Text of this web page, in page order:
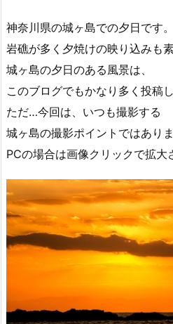
神奈川県の城ヶ島での夕日です。
岩礁が多く夕焼けの映り込みも
城ヶ島の夕日のある風景は、
このブログでもかなり多く投稿し
ただ…今回は、いつも撮影する
城ヶ島の撮影ポイントではありま
PCの場合は画像クリックで拡大